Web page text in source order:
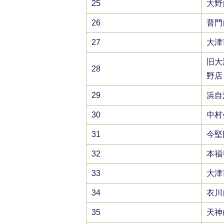
25 大
26 普
27 大
28
旧
野店
29 浜
30 中
31 今
32 本福
33 大
34 衣
35 天